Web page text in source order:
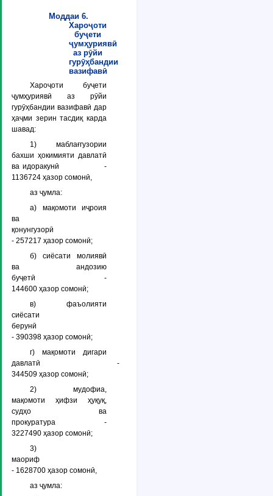
Моддаи 6.
Хароҷоти
буҷети
ҷумҳуриявӣ
аз рӯйи
гурӯҳбандии
вазифавӣ
Хароҷоти буҷети
ҷумҳуриявӣ аз рӯйи
гурӯҳбандии вазифавӣ дар
ҳаҷми зерин тасдиқ карда
шавад:
1) маблағгузории
бахши ҳокимияти давлатӣ
ва идоракунӣ -
1136724 ҳазор сомонӣ,
аз ҷумла:
а) мақомоти иҷроия
ва
қонунгузорӣ
- 257217 ҳазор сомонӣ;
б) сиёсати молиявӣ
ва андозию
буҷетӣ -
144600 ҳазор сомонӣ;
в) фаъолияти
сиёсати
берунӣ
- 390398 ҳазор сомонӣ;
г) мақомоти дигари
давлатӣ -
344509 ҳазор сомонӣ;
2) мудофиа,
мақомоти ҳифзи ҳуқуқ,
судҳо ва
прокуратура -
3227490 ҳазор сомонӣ;
3)
маориф
- 1628700 ҳазор сомонӣ,
аз ҷумла: